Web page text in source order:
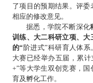
了项目的预期结果。评
相应的修改意见。
据悉，学院不断深化
训练、大二科研立项、
的“ 阶进式”科研育人体系
大赛已经举办五届，累计
+”等大学生双创竞赛，
育及孵化工作。